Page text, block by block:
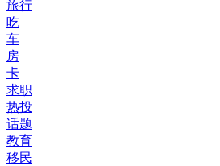
旅行
吃
车
房
卡
求职
热投
话题
教育
移民